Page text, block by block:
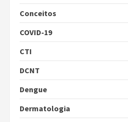
Conceitos
COVID-19
CTI
DCNT
Dengue
Dermatologia